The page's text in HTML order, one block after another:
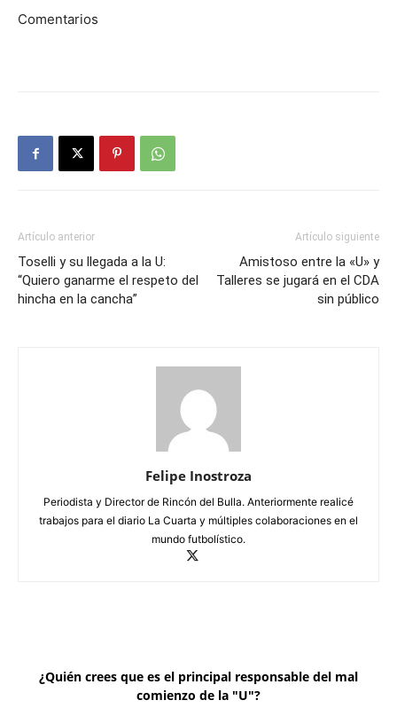
Comentarios
Artículo anterior
Toselli y su llegada a la U:
“Quiero ganarme el respeto del
hincha en la cancha”
Artículo siguiente
Amistoso entre la «U» y
Talleres se jugará en el CDA
sin público
Felipe Inostroza
Periodista y Director de Rincón del Bulla. Anteriormente realicé
trabajos para el diario La Cuarta y múltiples colaboraciones en el
mundo futbolístico.
¿Quién crees que es el principal responsable del mal
comienzo de la "U"?